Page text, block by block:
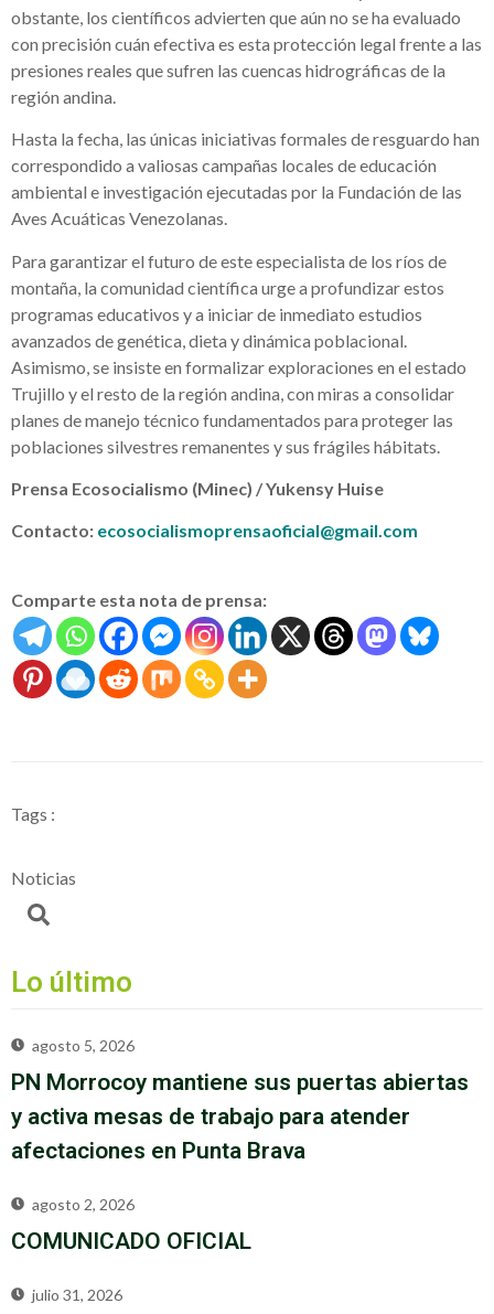
obstante, los científicos advierten que aún no se ha evaluado
con precisión cuán efectiva es esta protección legal frente a las
presiones reales que sufren las cuencas hidrográficas de la
región andina.
Hasta la fecha, las únicas iniciativas formales de resguardo han
correspondido a valiosas campañas locales de educación
ambiental e investigación ejecutadas por la Fundación de las
Aves Acuáticas Venezolanas.
Para garantizar el futuro de este especialista de los ríos de
montaña, la comunidad científica urge a profundizar estos
programas educativos y a iniciar de inmediato estudios
avanzados de genética, dieta y dinámica poblacional.
Asimismo, se insiste en formalizar exploraciones en el estado
Trujillo y el resto de la región andina, con miras a consolidar
planes de manejo técnico fundamentados para proteger las
poblaciones silvestres remanentes y sus frágiles hábitats.
Prensa Ecosocialismo (Minec) / Yukensy Huise
Contacto: ecosocialismoprensaoficial@gmail.com
Comparte esta nota de prensa:
Tags :
Noticias
Lo último
agosto 5, 2026
PN Morrocoy mantiene sus puertas abiertas
y activa mesas de trabajo para atender
afectaciones en Punta Brava
agosto 2, 2026
COMUNICADO OFICIAL
julio 31, 2026